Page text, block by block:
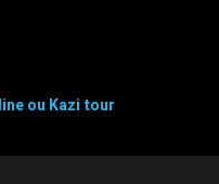
ou Kazi tour